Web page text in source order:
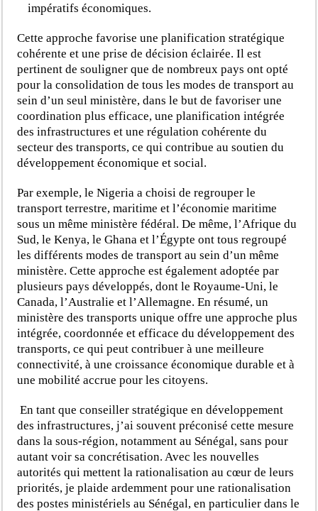
impératifs économiques.
Cette approche favorise une planification stratégique
cohérente et une prise de décision éclairée. Il est
pertinent de souligner que de nombreux pays ont opté
pour la consolidation de tous les modes de transport au
sein d’un seul ministère, dans le but de favoriser une
coordination plus efficace, une planification intégrée
des infrastructures et une régulation cohérente du
secteur des transports, ce qui contribue au soutien du
développement économique et social.
Par exemple, le Nigeria a choisi de regrouper le
transport terrestre, maritime et l’économie maritime
sous un même ministère fédéral. De même, l’Afrique du
Sud, le Kenya, le Ghana et l’Égypte ont tous regroupé
les différents modes de transport au sein d’un même
ministère. Cette approche est également adoptée par
plusieurs pays développés, dont le Royaume-Uni, le
Canada, l’Australie et l’Allemagne. En résumé, un
ministère des transports unique offre une approche plus
intégrée, coordonnée et efficace du développement des
transports, ce qui peut contribuer à une meilleure
connectivité, à une croissance économique durable et à
une mobilité accrue pour les citoyens.
En tant que conseiller stratégique en développement
des infrastructures, j’ai souvent préconisé cette mesure
dans la sous-région, notamment au Sénégal, sans pour
autant voir sa concrétisation. Avec les nouvelles
autorités qui mettent la rationalisation au cœur de leurs
priorités, je plaide ardemment pour une rationalisation
des postes ministériels au Sénégal, en particulier dans le